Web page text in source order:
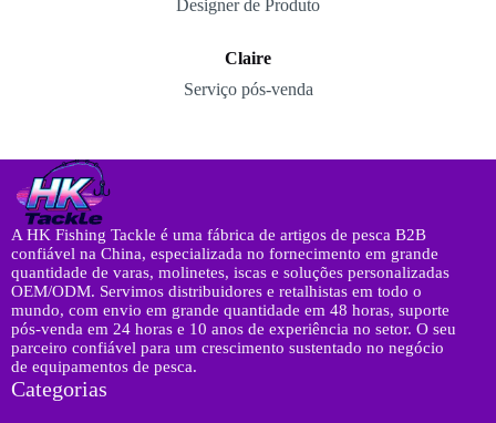
Designer de Produto
Claire
Serviço pós-venda
A HK Fishing Tackle é uma fábrica de artigos de pesca B2B
confiável na China, especializada no fornecimento em grande
quantidade de varas, molinetes, iscas e soluções personalizadas
OEM/ODM. Servimos distribuidores e retalhistas em todo o
mundo, com envio em grande quantidade em 48 horas, suporte
pós-venda em 24 horas e 10 anos de experiência no setor. O seu
parceiro confiável para um crescimento sustentado no negócio
de equipamentos de pesca.
Categorias